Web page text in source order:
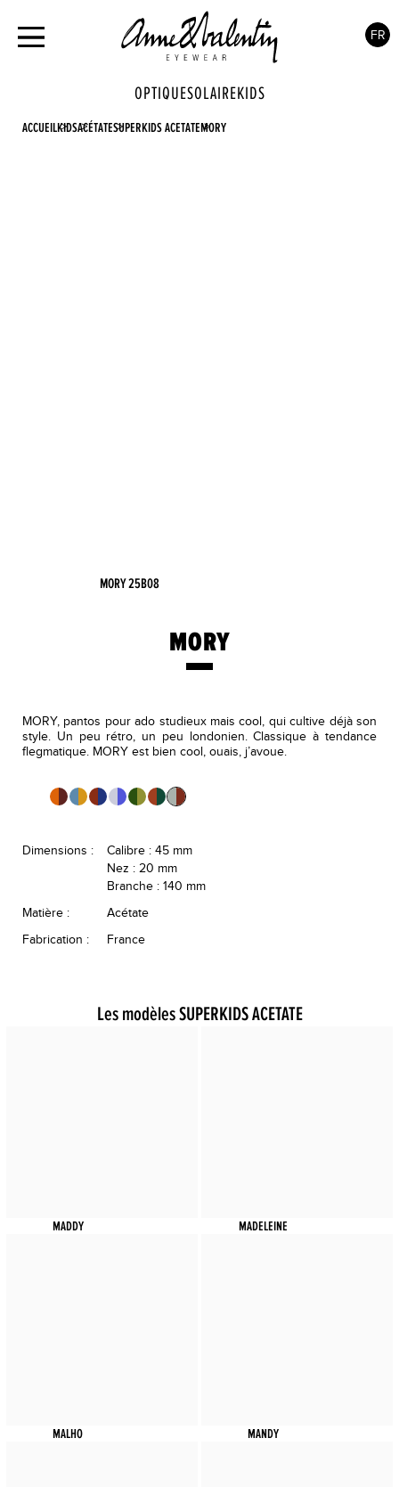
OPTIQUESOLAIREKIDS
FR
ACCUEILKIDSACÉTATESUPERKIDS ACETATEMORY
MORY 25B08
MORY
MORY, pantos pour ado studieux mais cool, qui cultive déjà son
style. Un peu rétro, un peu londonien. Classique à tendance
flegmatique. MORY est bien cool, ouais, j’avoue.
Dimensions :
Calibre : 45 mm
Nez : 20 mm
Branche : 140 mm
Matière :
Acétate
Fabrication :
France
Les modèles SUPERKIDS ACETATE
MADDY MADELEINE
MALHO MANDY